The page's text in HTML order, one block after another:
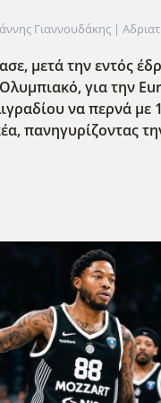
Γιαννουδάκης |
μετά την εντός
για την
να περνά με
πανηγυρίζοντας